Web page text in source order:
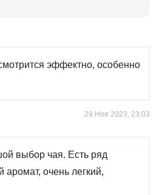
эффектно, особенно
29 Ноя 2023, 23:03
выбор чая. Есть ряд
очень легкий,